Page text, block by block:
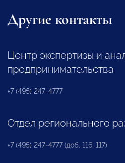
Другие контакты
Центр экспертизы и
предпринимательства
+7 (495) 247-4777
Отдел регионального
+7 (495) 247-4777 (доб. 116, 117)